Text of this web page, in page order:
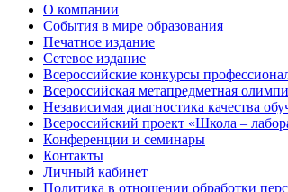
О компании
События в мире образования
Печатное издание
Сетевое издание
Всероссийские конкурсы
Всероссийская метапредметная
Независимая диагностика качества
Всероссийский проект «Школа –
Конференции и семинары
Контакты
Личный кабинет
Политика в отношении обработки